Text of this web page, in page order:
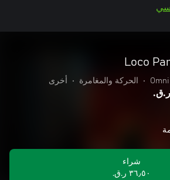
Loco
• الحركة والمغامرة • أخرى
شراء
٣٦٫٥٠ ر.ق.‏